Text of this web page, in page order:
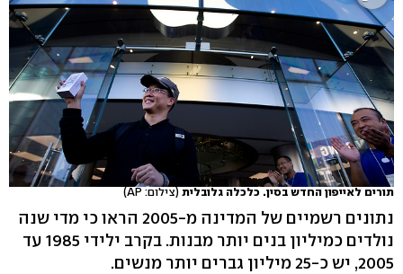
תורים לאייפון החדש בסין. כלכלה גלובלית(צילום: AP)
נתונים רשמיים של המדינה מ-2005 הראו כי מדי שנה
נולדים כמיליון בנים יותר מבנות. בקרב ילידי 1985 עד
2005, יש כ-25 מיליון גברים יותר מנשים.